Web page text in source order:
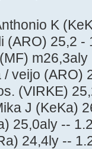
K
(ARO) 25,2 -
/ veijo (ARO)
(VIRKE)
J (KeKa)
25,0aly --
24,4ly --